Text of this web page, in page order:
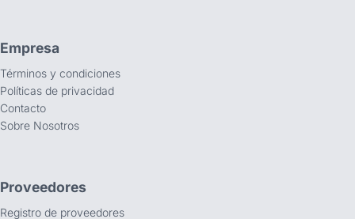
Empresa
Términos y condiciones
Políticas de privacidad
Contacto
Sobre Nosotros
Proveedores
Registro de proveedores